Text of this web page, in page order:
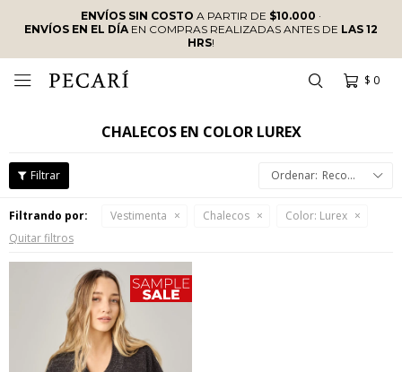
ENVÍOS SIN COSTO A PARTIR DE $10.000 ·
ENVÍOS EN EL DÍAEN COMPRAS REALIZADAS ANTES DE LAS 12
HRS!
$ 0

CHALECOS EN COLOR LUREX
Recomendados
Filtrando por: Vestimenta Chalecos Color: Lurex
Quitar filtros